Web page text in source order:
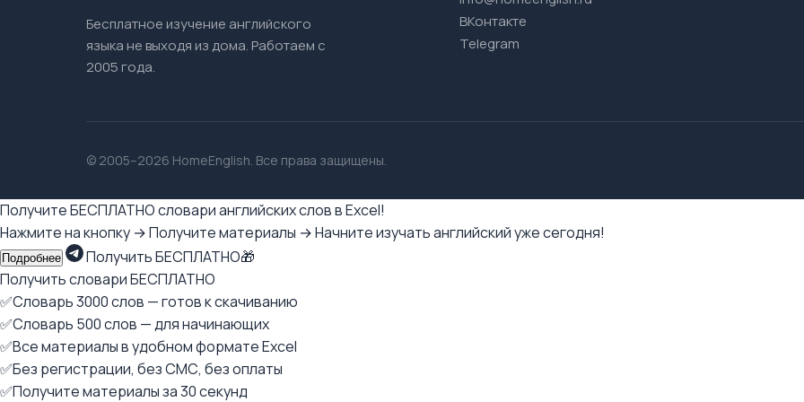
Бесплатное изучение английского
языка не выходя из дома. Работаем с
2005 года.
ВКонтакте
Telegram
© 2005–2026 HomeEnglish. Все права защищены.
Получите БЕСПЛАТНО словари английских слов в Excel!
Нажмите на кнопку → Получите материалы → Начните изучать английский уже сегодня!
Подробнее
Получить БЕСПЛАТНО🎁
Получить словари БЕСПЛАТНО
✅Словарь 3000 слов — готов к скачиванию
✅Словарь 500 слов — для начинающих
✅Все материалы в удобном формате Excel
✅Без регистрации, без СМС, без оплаты
✅Получите материалы за 30 секунд